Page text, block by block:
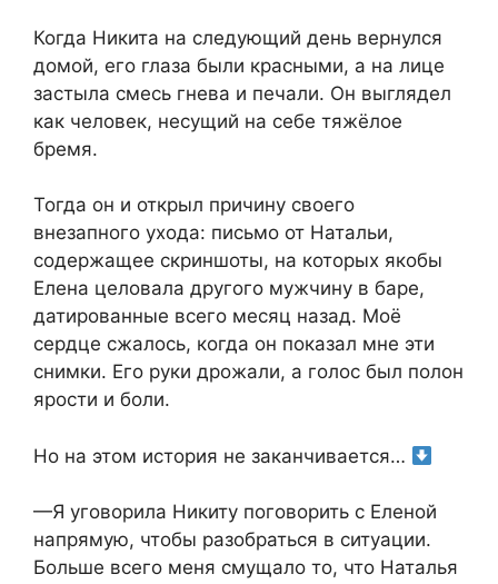
Когда Никита на следующий день вернулся
домой, его глаза были красными, а на лице
застыла смесь гнева и печали. Он выглядел
как человек, несущий на себе тяжёлое
бремя.
Тогда он и открыл причину своего
внезапного ухода: письмо от Натальи,
содержащее скриншоты, на которых якобы
Елена целовала другого мужчину в баре,
датированные всего месяц назад. Моё
сердце сжалось, когда он показал мне эти
снимки. Его руки дрожали, а голос был полон
ярости и боли.
Но на этом история не заканчивается…
—Я уговорила Никиту поговорить с Еленой
напрямую, чтобы разобраться в ситуации.
Больше всего меня смущало то, что Наталья